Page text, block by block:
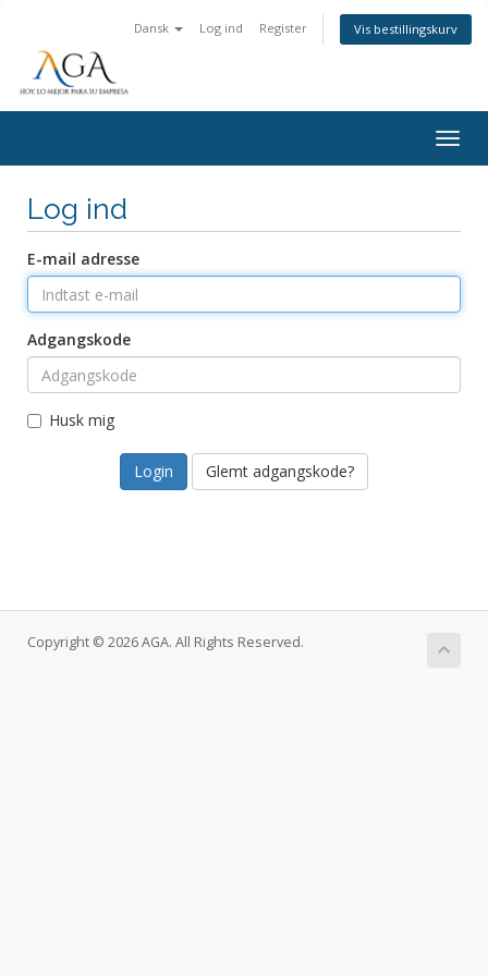
Dansk Log ind Register Vis bestillingskurv
Log ind
E-mail adresse
Adgangskode
Husk mig
Glemt adgangskode?
Copyright © 2026 AGA. All Rights Reserved.